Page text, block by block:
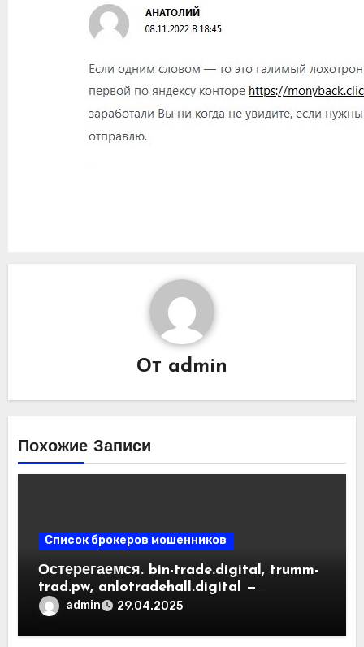
От admin
Похожие Записи
Список брокеров мошенников
Остерегаемся. bin-trade.digital, trumm-
trad.pw, anlotradehall.digital —
разоблачение фальшивых
криптобирж. Как вернуть деньги.
Отзывы пользователей
admin 29.04.2025